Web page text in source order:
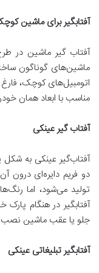
آفتابگیر برای ماشین
آفتاب گیر ماشین در
ماشین‌های گوناگون
اتومبیل‌های کوچک، فارغ
مناسب با ابعاد همان
آفتاب گیر عینکی
آفتاب‌گیر عینکی به
دو فریم دایره‌ای درون
تولید می‌شود، اما
آفتابگیر در هنگام
جلو یا عقب ماشین نصب
آفتابگیر تبلیغاتی عینکی